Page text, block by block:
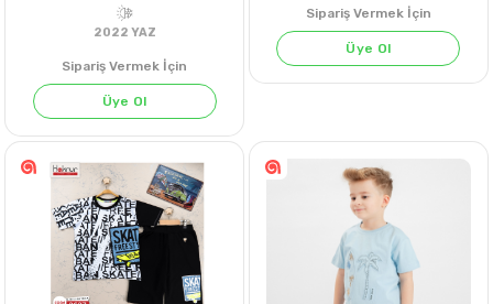
4ADET 1-2-3-4 Years
2022 YAZ
Sipariş Vermek İçin
Üye Ol
4ADET 13-16
Sipariş Vermek İçin
Üye Ol